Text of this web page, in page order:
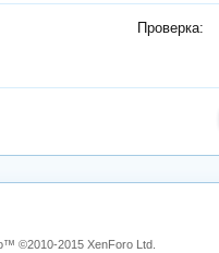
Проверка:
©2010-2015 XenForo Ltd.